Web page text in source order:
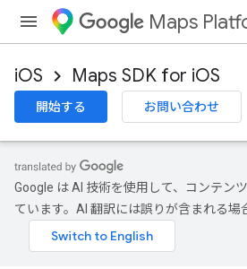
Maps
iOS Maps SDK for iOS
開始する お問い合わせ
Google は AI 技術を使用して、コンテン
ています。AI 翻訳には誤りが含まれる場